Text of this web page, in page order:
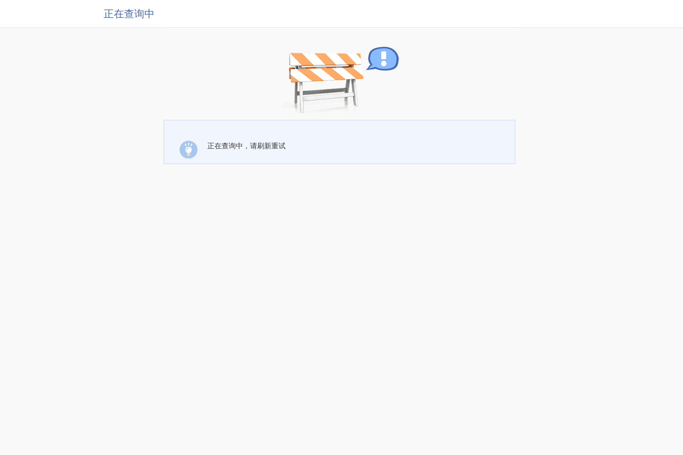
正在查询中
正在查询中，请刷新重试